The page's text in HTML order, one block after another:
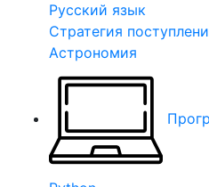
Русский язык
Стратегия
Астрономия